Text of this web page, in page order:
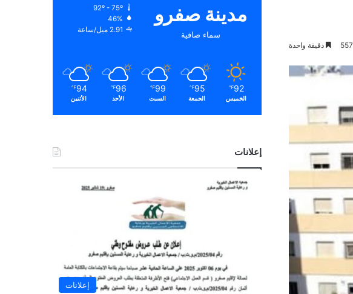
557 دقيقة واحدة
مدينة صفرو
سماء صافية
92º - 75º
46%
2.91 ميل/ساعة
92
℉
الخميس
95
℉
الجمعة
99
℉
السبت
96
℉
الأحد
94
℉
الأثنين
إعلانات
إعلانات